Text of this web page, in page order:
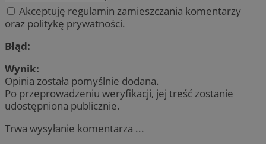
Akceptuję regulamin zamieszczania komentarzy
oraz politykę prywatności.
Błąd:
Wynik:
Opinia została pomyślnie dodana.
Po przeprowadzeniu weryfikacji, jej treść zostanie
udostępniona publicznie.
Trwa wysyłanie komentarza ...